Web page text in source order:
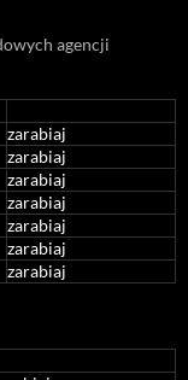
agencji
zarabiaj
zarabiaj
zarabiaj
zarabiaj
zarabiaj
zarabiaj
zarabiaj